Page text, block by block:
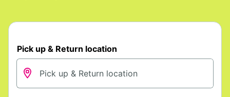
Pick up & Return location